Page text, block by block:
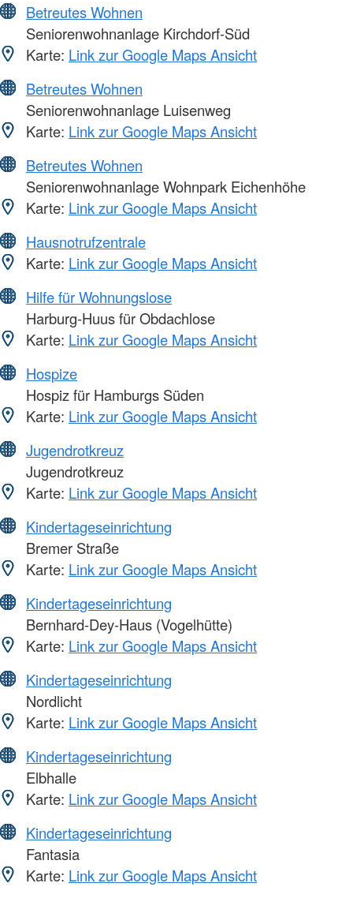
Betreutes Wohnen
Seniorenwohnanlage Kirchdorf-Süd
Karte: Link zur Google Maps Ansicht
Betreutes Wohnen
Seniorenwohnanlage Luisenweg
Karte: Link zur Google Maps Ansicht
Betreutes Wohnen
Seniorenwohnanlage Wohnpark Eichenhöhe
Karte: Link zur Google Maps Ansicht
Hausnotrufzentrale
Karte: Link zur Google Maps Ansicht
Hilfe für Wohnungslose
Harburg-Huus für Obdachlose
Karte: Link zur Google Maps Ansicht
Hospize
Hospiz für Hamburgs Süden
Karte: Link zur Google Maps Ansicht
Jugendrotkreuz
Jugendrotkreuz
Karte: Link zur Google Maps Ansicht
Kindertageseinrichtung
Bremer Straße
Karte: Link zur Google Maps Ansicht
Kindertageseinrichtung
Bernhard-Dey-Haus (Vogelhütte)
Karte: Link zur Google Maps Ansicht
Kindertageseinrichtung
Nordlicht
Karte: Link zur Google Maps Ansicht
Kindertageseinrichtung
Elbhalle
Karte: Link zur Google Maps Ansicht
Kindertageseinrichtung
Fantasia
Karte: Link zur Google Maps Ansicht